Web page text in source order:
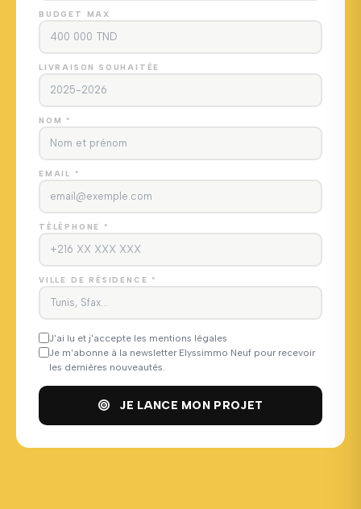
BUDGET MAX
LIVRAISON SOUHAITÉE
NOM *
EMAIL *
TÉLÉPHONE *
VILLE DE RÉSIDENCE *
J'ai lu et j'accepte les mentions légales
Je m'abonne à la newsletter Elyssimmo Neuf pour recevoir
les dernières nouveautés.
JE LANCE MON PROJET